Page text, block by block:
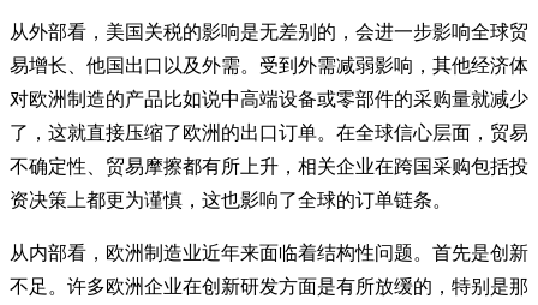
从外部看，美国关税的影响是无差别的，会进一步影响全球贸
易增长、他国出口以及外需。受到外需减弱影响，其他经济体
对欧洲制造的产品比如说中高端设备或零部件的采购量就减少
了，这就直接压缩了欧洲的出口订单。在全球信心层面，贸易
不确定性、贸易摩擦都有所上升，相关企业在跨国采购包括投
资决策上都更为谨慎，这也影响了全球的订单链条。
从内部看，欧洲制造业近年来面临着结构性问题。首先是创新
不足。许多欧洲企业在创新研发方面是有所放缓的，特别是那